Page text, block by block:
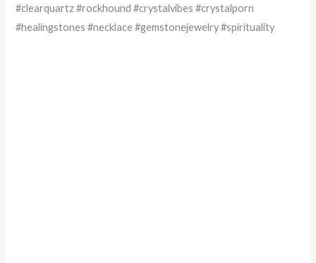
#clearquartz #rockhound #crystalvibes #crystalporn
#healingstones #necklace #gemstonejewelry #spirituality